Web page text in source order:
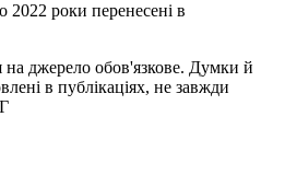
2022 роки перенесені в
джерело обов'язкове. Думки й
в публікаціях, не завжди